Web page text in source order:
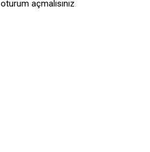
oturum açmalısınız